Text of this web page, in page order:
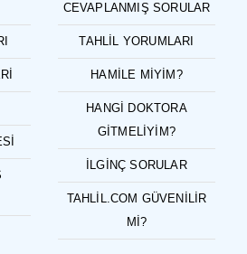
CEVAPLANMIŞ SORULAR
TAHLIL YORUMLARI
HAMILE MIYIM?
HANGI DOKTORA
GITMELIYIM?
İLGINÇ SORULAR
TAHLIL.COM GÜVENILIR
MI?